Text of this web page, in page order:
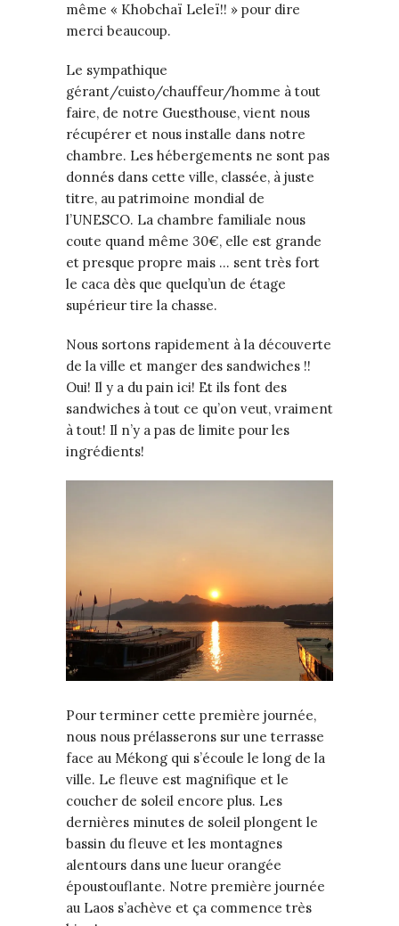
même « Khobchaï Leleï!! » pour dire
merci beaucoup.
Le sympathique
gérant/cuisto/chauffeur/homme à tout
faire, de notre Guesthouse, vient nous
récupérer et nous installe dans notre
chambre. Les hébergements ne sont pas
donnés dans cette ville, classée, à juste
titre, au patrimoine mondial de
l’UNESCO. La chambre familiale nous
coute quand même 30€, elle est grande
et presque propre mais … sent très fort
le caca dès que quelqu’un de étage
supérieur tire la chasse.
Nous sortons rapidement à la découverte
de la ville et manger des sandwiches !!
Oui! Il y a du pain ici! Et ils font des
sandwiches à tout ce qu’on veut, vraiment
à tout! Il n’y a pas de limite pour les
ingrédients!
Pour terminer cette première journée,
nous nous prélasserons sur une terrasse
face au Mékong qui s’écoule le long de la
ville. Le fleuve est magnifique et le
coucher de soleil encore plus. Les
dernières minutes de soleil plongent le
bassin du fleuve et les montagnes
alentours dans une lueur orangée
époustouflante. Notre première journée
au Laos s’achève et ça commence très